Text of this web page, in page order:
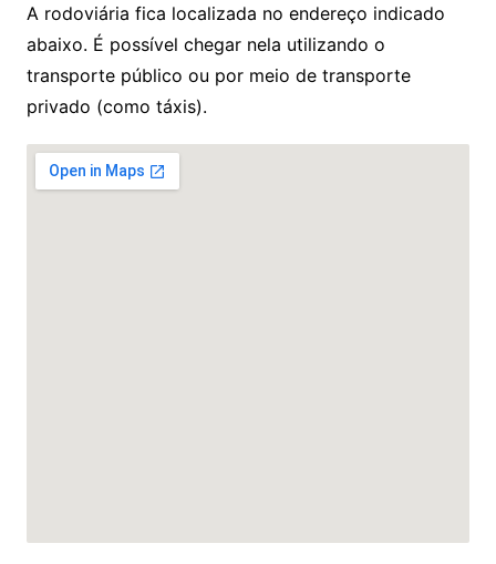
A rodoviária fica localizada no endereço indicado
abaixo. É possível chegar nela utilizando o
transporte público ou por meio de transporte
privado (como táxis).